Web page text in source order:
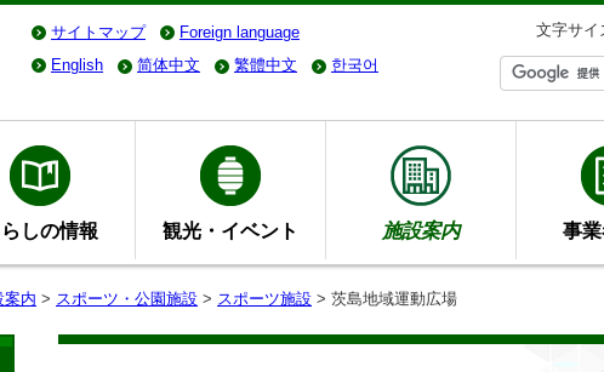
サイトマップ Foreign language 文字サイ
English
简体中文 繁體中文 한국어
らしの情報 観光・イベント 施設案内 事
案内 > スポーツ・公園施設 > スポーツ施設 > 茨島地域運動広場